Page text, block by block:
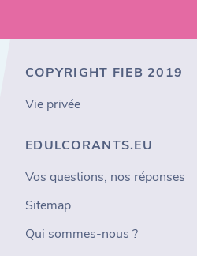
COPYRIGHT FIEB 2019
Vie privée
EDULCORANTS.EU
Vos questions, nos réponses
Sitemap
Qui sommes-nous ?